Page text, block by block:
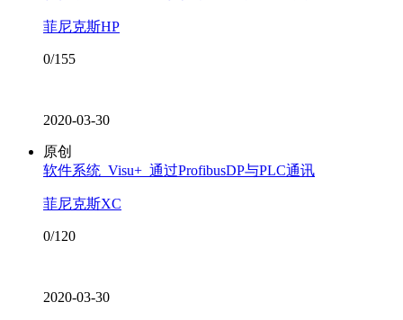
菲尼克斯HP
0/155
2020-03-30
原创
软件系统_Visu+_通过ProfibusDP与PLC通讯
菲尼克斯XC
0/120
2020-03-30